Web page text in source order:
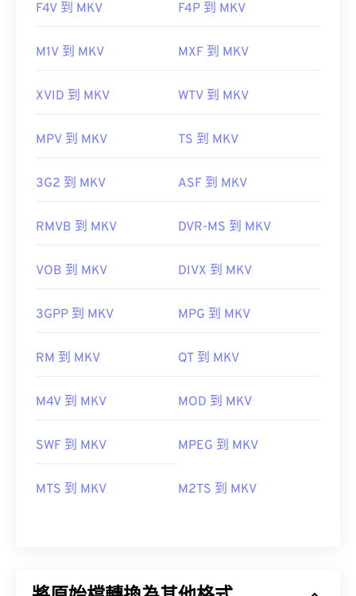
F4V 到 MKV F4P 到 MKV
M1V 到 MKV MXF 到 MKV
XVID 到 MKV WTV 到 MKV
MPV 到 MKV TS 到 MKV
3G2 到 MKV ASF 到 MKV
RMVB 到 MKV DVR-MS 到 MKV
VOB 到 MKV DIVX 到 MKV
3GPP 到 MKV MPG 到 MKV
RM 到 MKV QT 到 MKV
M4V 到 MKV MOD 到 MKV
SWF 到 MKV MPEG 到 MKV
MTS 到 MKV M2TS 到 MKV